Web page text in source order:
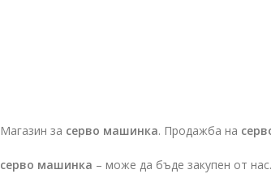
Магазин за серво машинка. Продажба на
серво машинка – може да бъде закупен от